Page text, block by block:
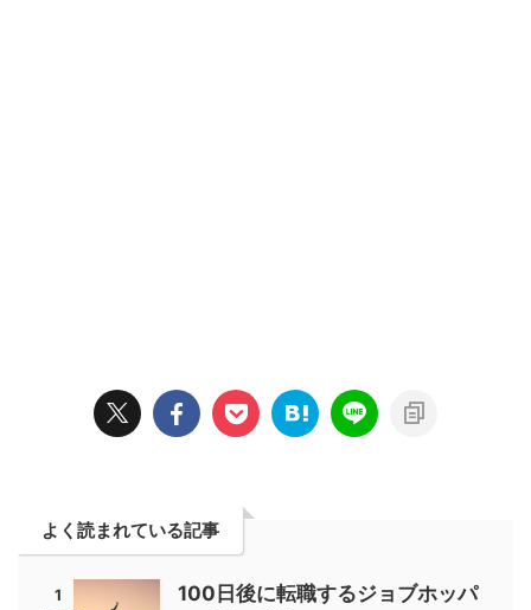
よく読まれている記事
1
100日後に転職するジョブホッパ